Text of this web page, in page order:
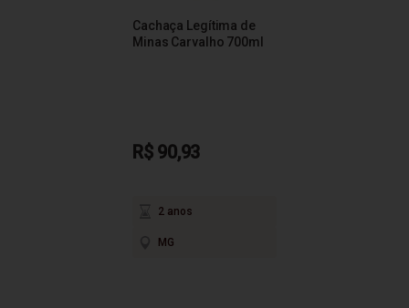
Cachaça Legítima de
Minas Carvalho 700ml
R$ 90,93
2 anos
MG